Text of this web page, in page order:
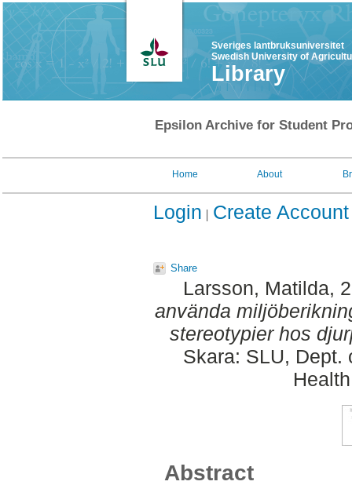
Sveriges lantbruksuniversitet
Swedish University of
Library
Epsilon Archive for Student
Home About
Login Create Account
Share
Larsson, Matilda,
använda
stereotypier hos
Skara: SLU, Dept.
Abstract